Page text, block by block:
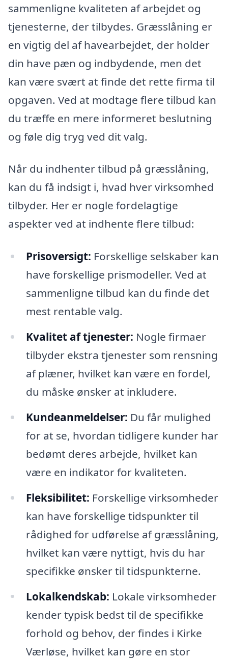
sammenligne kvaliteten af arbejdet og
tjenesterne, der tilbydes. Græsslåning er
en vigtig del af havearbejdet, der holder
din have pæn og indbydende, men det
kan være svært at finde det rette firma til
opgaven. Ved at modtage flere tilbud kan
du træffe en mere informeret beslutning
og føle dig tryg ved dit valg.
Når du indhenter tilbud på græsslåning,
kan du få indsigt i, hvad hver virksomhed
tilbyder. Her er nogle fordelagtige
aspekter ved at indhente flere tilbud:
Prisoversigt: Forskellige selskaber kan
have forskellige prismodeller. Ved at
sammenligne tilbud kan du finde det
mest rentable valg.
Kvalitet af tjenester: Nogle firmaer
tilbyder ekstra tjenester som rensning
af plæner, hvilket kan være en fordel,
du måske ønsker at inkludere.
Kundeanmeldelser: Du får mulighed
for at se, hvordan tidligere kunder har
bedømt deres arbejde, hvilket kan
være en indikator for kvaliteten.
Fleksibilitet: Forskellige virksomheder
kan have forskellige tidspunkter til
rådighed for udførelse af græsslåning,
hvilket kan være nyttigt, hvis du har
specifikke ønsker til tidspunkterne.
Lokalkendskab: Lokale virksomheder
kender typisk bedst til de specifikke
forhold og behov, der findes i Kirke
Værløse, hvilket kan gøre en stor